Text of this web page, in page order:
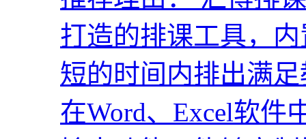
打造的排课工具，
短的时间内排出满
在Word、Excel软件